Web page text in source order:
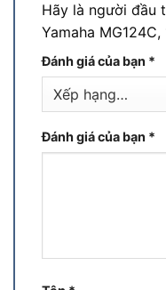
Hãy là người đầu
Yamaha
Đánh giá của bạn *
Đánh giá của bạn *